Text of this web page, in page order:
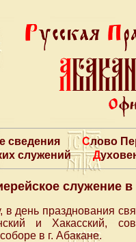
сведения
Слово
служений
служение
в день празднования
и Хакасский,
в г. Абакане.